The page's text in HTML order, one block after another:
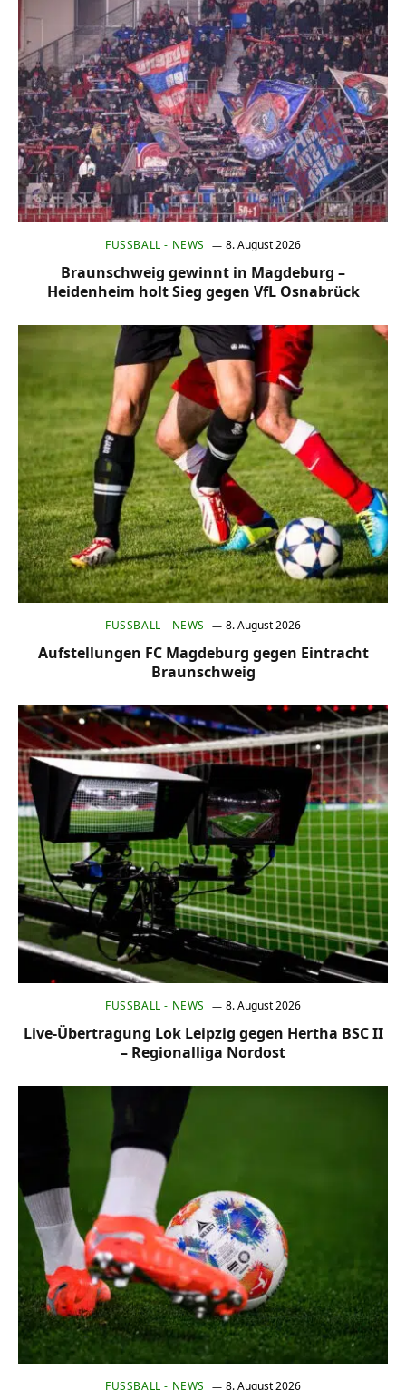
FUSSBALL - NEWS 8. August 2026
Braunschweig gewinnt in Magdeburg –
Heidenheim holt Sieg gegen VfL Osnabrück
FUSSBALL - NEWS 8. August 2026
Aufstellungen FC Magdeburg gegen Eintracht
Braunschweig
FUSSBALL - NEWS 8. August 2026
Live-Übertragung Lok Leipzig gegen Hertha BSC II
– Regionalliga Nordost
FUSSBALL - NEWS 8. August 2026